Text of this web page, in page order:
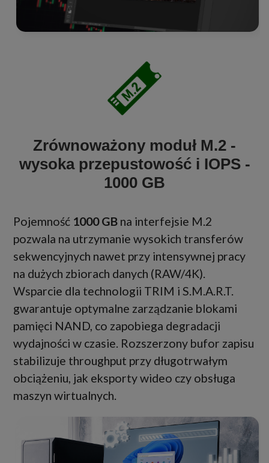
Zrównoważony moduł M.2 -
wysoka przepustowość i IOPS -
1000 GB
Pojemność 1000 GB na interfejsie M.2
pozwala na utrzymanie wysokich transferów
sekwencyjnych nawet przy intensywnej pracy
na dużych zbiorach danych (RAW/4K).
Wsparcie dla technologii TRIM i S.M.A.R.T.
gwarantuje optymalne zarządzanie blokami
pamięci NAND, co zapobiega degradacji
wydajności w czasie. Rozszerzony bufor zapisu
stabilizuje throughput przy długotrwałym
obciążeniu, jak eksporty wideo czy obsługa
maszyn wirtualnych.